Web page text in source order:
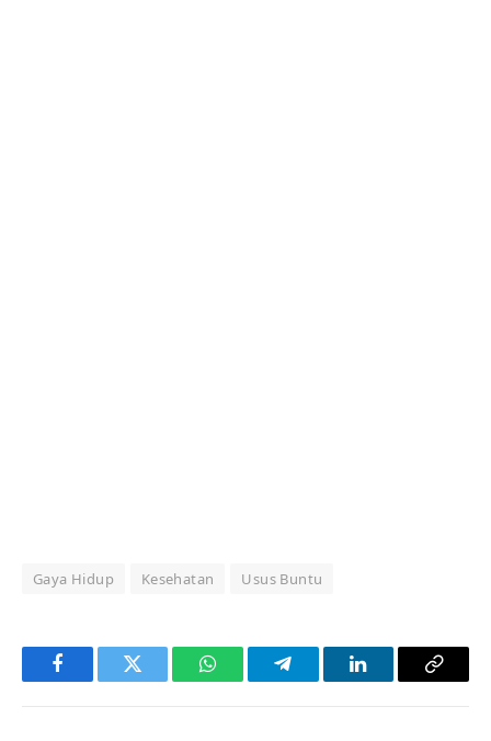
Gaya Hidup Kesehatan Usus Buntu
FacebookTwitter WhatsAppTelegramLinkedInCopy